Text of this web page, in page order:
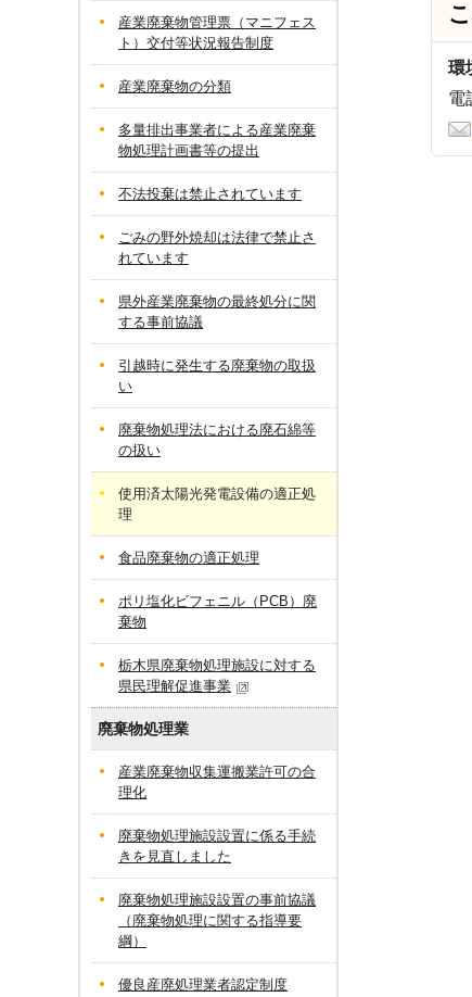
環
電
産業廃棄物管理票（マニフェス
ト）交付等状況報告制度
産業廃棄物の分類
多量排出事業者による産業廃棄
物処理計画書等の提出
不法投棄は禁止されています
ごみの野外焼却は法律で禁止さ
れています
県外産業廃棄物の最終処分に関
する事前協議
引越時に発生する廃棄物の取扱
い
廃棄物処理法における廃石綿等
の扱い
使用済太陽光発電設備の適正処
理
食品廃棄物の適正処理
ポリ塩化ビフェニル（PCB）廃
棄物
栃木県廃棄物処理施設に対する
県民理解促進事業
廃棄物処理業
産業廃棄物収集運搬業許可の合
理化
廃棄物処理施設設置に係る手続
きを見直しました
廃棄物処理施設設置の事前協議
（廃棄物処理に関する指導要
綱）
優良産廃処理業者認定制度